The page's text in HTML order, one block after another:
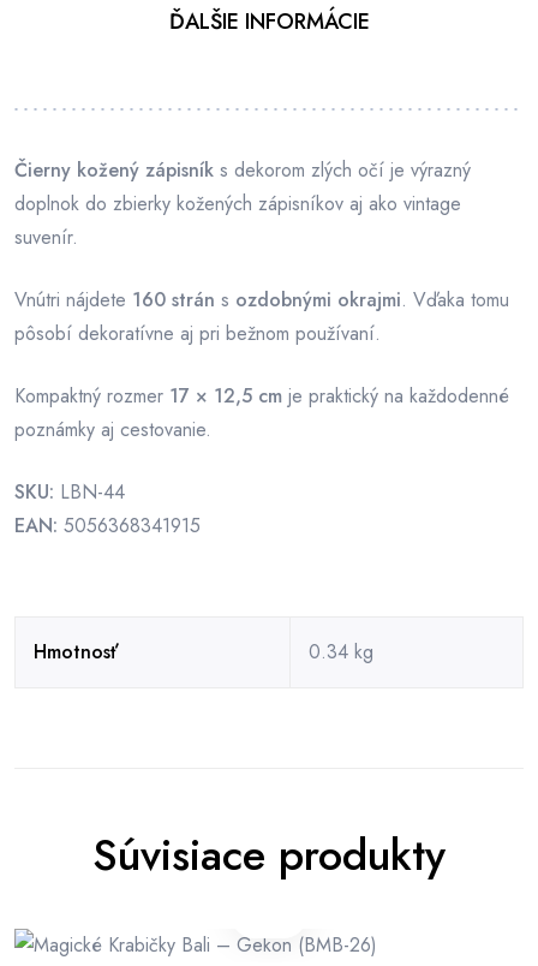
ĎALŠIE INFORMÁCIE
Čierny kožený zápisník s dekorom zlých očí je výrazný
doplnok do zbierky kožených zápisníkov aj ako vintage
suvenír.
Vnútri nájdete 160 strán s ozdobnými okrajmi. Vďaka tomu
pôsobí dekoratívne aj pri bežnom používaní.
Kompaktný rozmer 17 × 12,5 cm je praktický na každodenné
poznámky aj cestovanie.
SKU: LBN-44
EAN: 5056368341915
Hmotnosť 0.34 kg
Súvisiace produkty